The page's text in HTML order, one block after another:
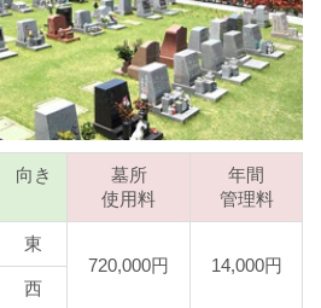
向き
墓所
使用料
年間
管理料
東
720,000円
14,000円
西